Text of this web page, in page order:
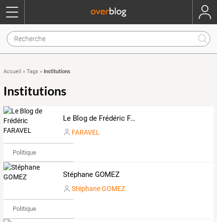
Accueil » Tags » Institutions
Institutions
Le Blog de Frédéric FARAVEL
FARAVEL
Politique
Stéphane GOMEZ
Stéphane GOMEZ
Politique